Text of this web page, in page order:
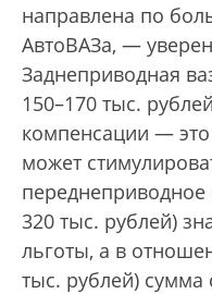
направлена по
АвтоВАЗа, —
Заднеприводная
150–170 тыс.
компенсации —
может
переднеприводное
320 тыс. рублей)
льготы, а в
тыс. рублей) сумма